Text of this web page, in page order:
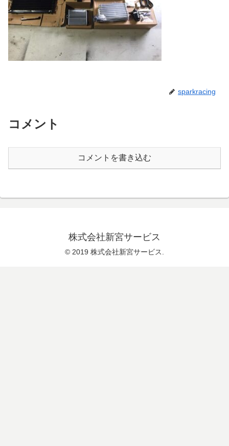
sparkracing
コメント
コメントを書き込む
株式会社新宮サービス
© 2019 株式会社新宮サービス.